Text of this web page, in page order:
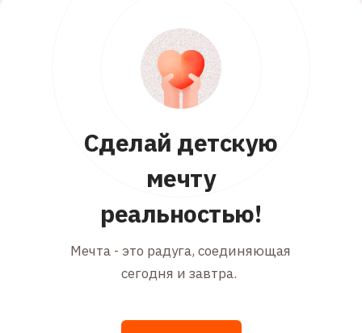
Сделай детскую
мечту
реальностью!
Мечта - это радуга, соединяющая
сегодня и завтра.